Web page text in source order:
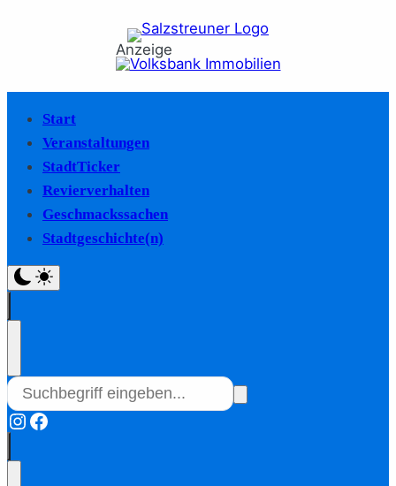
Anzeige
Start
Veranstaltungen
StadtTicker
Revierverhalten
Geschmackssachen
Stadtgeschichte(n)
Instagram
Facebook